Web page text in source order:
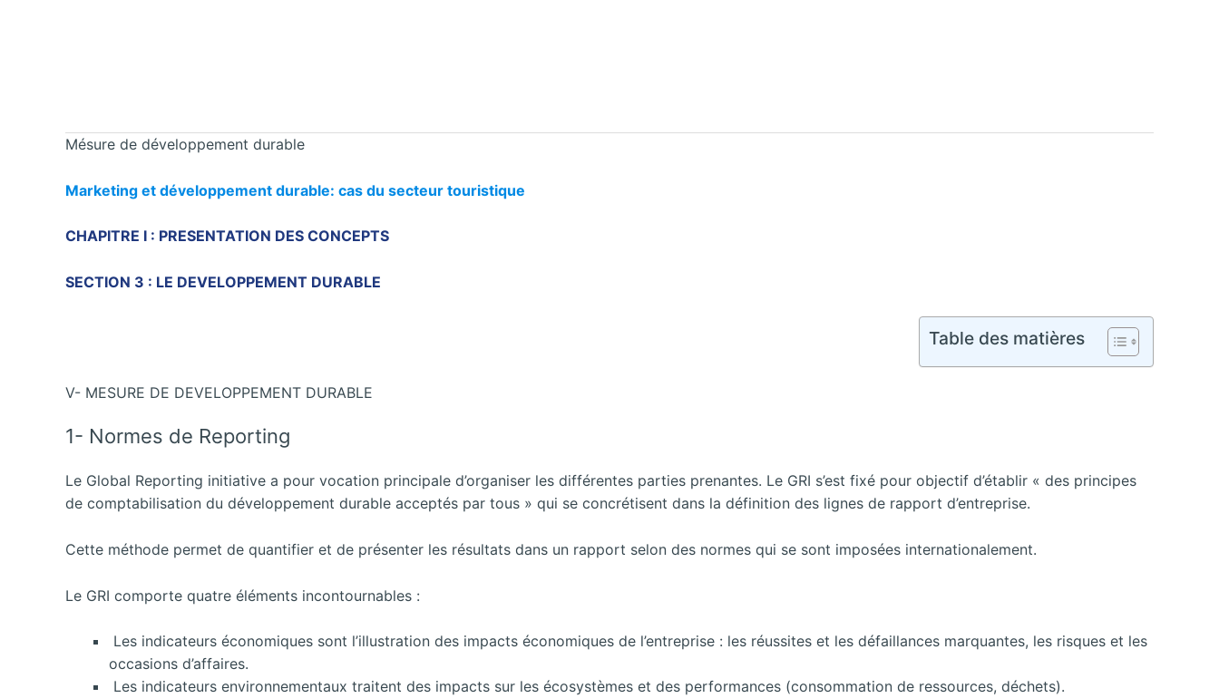
Mésure de développement durable
Marketing et développement durable: cas du secteur touristique
CHAPITRE I : PRESENTATION DES CONCEPTS
SECTION 3 : LE DEVELOPPEMENT DURABLE
Table des matières
V- MESURE DE DEVELOPPEMENT DURABLE
1- Normes de Reporting
Le Global Reporting initiative a pour vocation principale d’organiser les différentes parties prenantes. Le GRI s’est fixé pour objectif d’établir « des principes
de comptabilisation du développement durable acceptés par tous » qui se concrétisent dans la définition des lignes de rapport d’entreprise.
Cette méthode permet de quantifier et de présenter les résultats dans un rapport selon des normes qui se sont imposées internationalement.
Le GRI comporte quatre éléments incontournables :
Les indicateurs économiques sont l’illustration des impacts économiques de l’entreprise : les réussites et les défaillances marquantes, les risques et les
occasions d’affaires.
Les indicateurs environnementaux traitent des impacts sur les écosystèmes et des performances (consommation de ressources, déchets).